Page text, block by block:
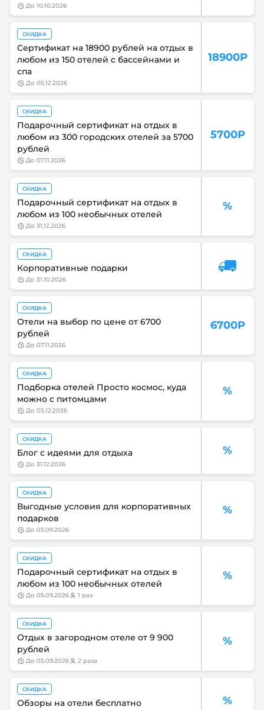
до 10.10.2026
18900Р
СКИДКА
Cертификат на 18900 рублей на отдых в
любом из 150 отелей с бассейнами и
спа
до 05.12.2026
5700Р
СКИДКА
Подарочный сертификат на отдых в
любом из 300 городских отелей за 5700
рублей
до 07.11.2026
%
СКИДКА
Подарочный сертификат на отдых в
любом из 100 необычных отелей
до 31.12.2026
СКИДКА
Корпоративные подарки
до 31.10.2026
6700Р
СКИДКА
Отели на выбор по цене от 6700
рублей
до 07.11.2026
%
СКИДКА
Подборка отелей Просто космос, куда
можно с питомцами
до 05.12.2026
%
СКИДКА
Блог с идеями для отдыха
до 31.12.2026
%
СКИДКА
Выгодные условия для корпоративных
подарков
до 05.09.2026
%
СКИДКА
Подарочный сертификат на отдых в
любом из 100 необычных отелей
до 05.09.2026 1 раз
%
СКИДКА
Отдых в загородном отеле от 9 900
рублей
до 05.09.2026 2 раза
%
СКИДКА
Обзоры на отели бесплатно